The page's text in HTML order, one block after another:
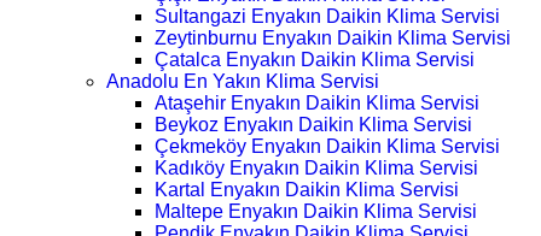
Sultangazi Enyakın Daikin Klima Servisi
Zeytinburnu Enyakın Daikin Klima Servisi
Çatalca Enyakın Daikin Klima Servisi
Anadolu En Yakın Klima Servisi
Ataşehir Enyakın Daikin Klima Servisi
Beykoz Enyakın Daikin Klima Servisi
Çekmeköy Enyakın Daikin Klima Servisi
Kadıköy Enyakın Daikin Klima Servisi
Kartal Enyakın Daikin Klima Servisi
Maltepe Enyakın Daikin Klima Servisi